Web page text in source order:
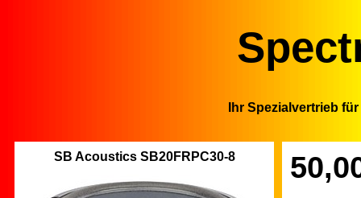
Ihr Spezialvertrieb
SB Acoustics SB20FRPC30-8